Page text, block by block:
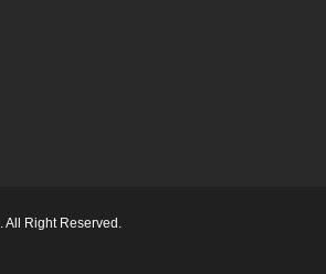
Right Reserved.